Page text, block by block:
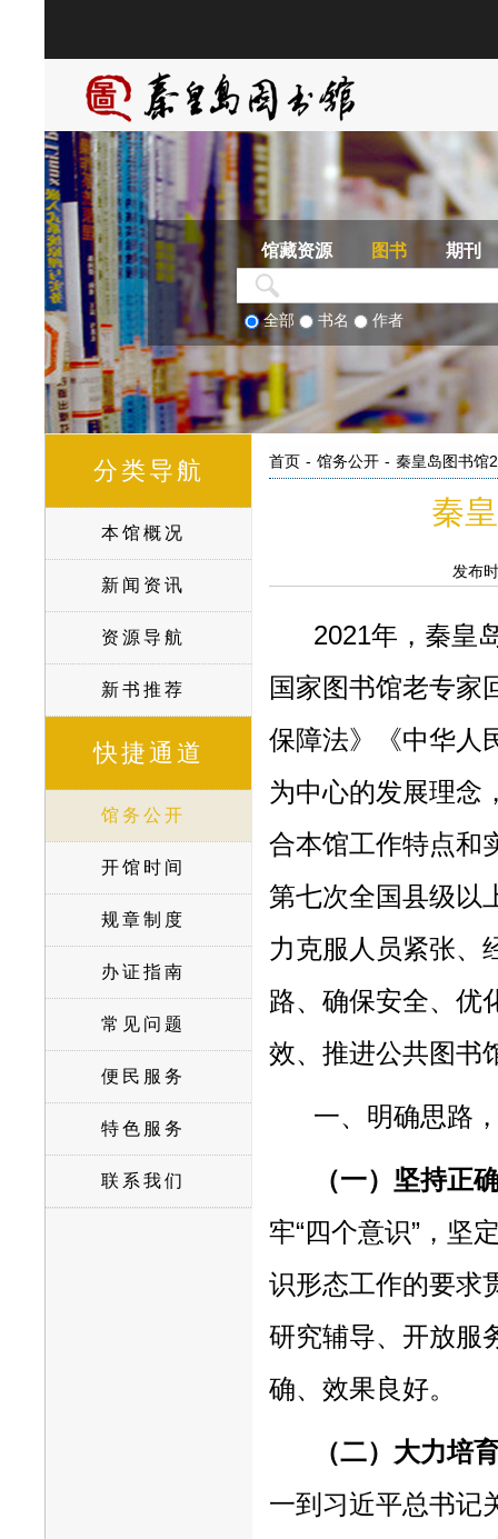
馆藏资源 图书 期刊
全部 书名 作者
分类导航
本馆概况
新闻资讯
资源导航
新书推荐
快捷通道
馆务公开
开馆时间
规章制度
办证指南
常见问题
便民服务
特色服务
联系我们
首页 - 馆务公开 - 秦皇岛图书馆
秦
发布
2021年，秦皇
国家图书馆老专家
保障法》《中华人
为中心的发展理念
合本馆工作特点和
第七次全国县级以
力克服人员紧张、
路、确保安全、优
效、推进公共图书
一、明确思路
（一）坚持正
牢“四个意识”，坚
识形态工作的要求
研究辅导、开放服
确、效果良好。
（二）大力培
一到习近平总书记